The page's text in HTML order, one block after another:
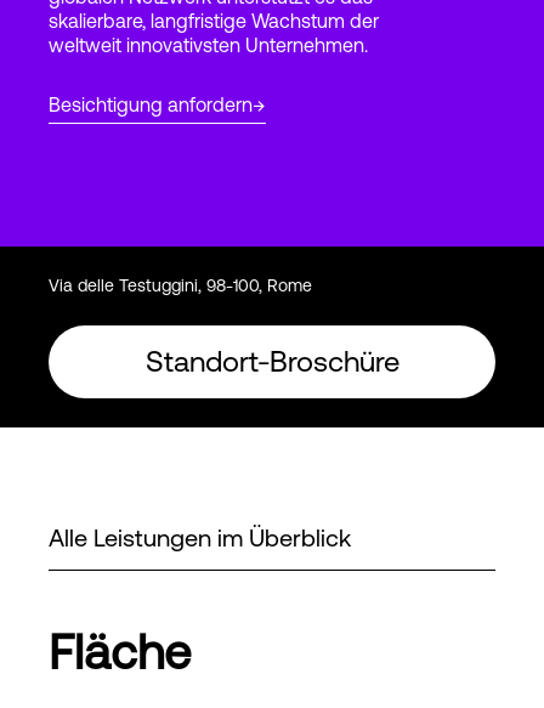
skalierbare, langfristige Wachstum der
weltweit innovativsten Unternehmen.
Besichtigung anfordern
Via delle Testuggini, 98-100, Rome
Standort-Broschüre
Alle Leistungen im Überblick
Fläche